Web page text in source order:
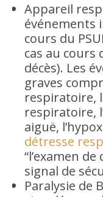
Appareil
événements
cours du
cas au cours
décès). Les
graves
respiratoire,
respiratoire,
aiguë,
détresse
“l’examen de
signal de
Paralysie de